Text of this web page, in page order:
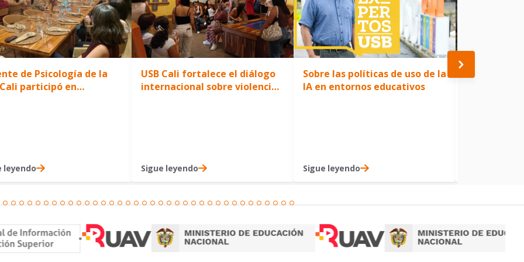
de Psicología de la
Cali participó en
leyendo
USB Cali fortalece el diálogo
internacional sobre violencia
Sigue leyendo
Sobre las políticas de uso de la
IA en entornos educativos
Sigue leyendo
USB Cali